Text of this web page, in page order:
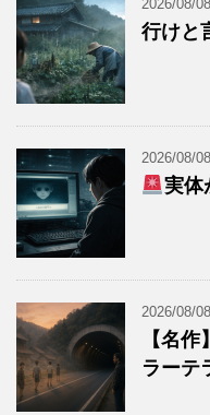
2026/08/08
行けと
2026/08/08
実体
2026/08/08
【名
ラーテ